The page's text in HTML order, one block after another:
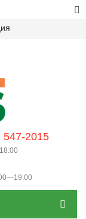
547-2015